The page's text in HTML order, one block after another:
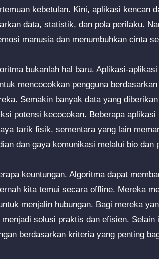
kebetulan. Kini, aplikasi kencan
data, statistik, dan pola perilaku.
manusia dan menumbuhkan cinta
bukanlah hal baru. Aplikasi-
mencocokkan pengguna
Semakin banyak data yang
potensi kecocokan. Beberapa aplikasi
tarik fisik, sementara yang lain
dan gaya komunikasi melalui bio dan
keuntungan. Algoritma dapat
kita temui secara offline. Mereka
menjalin hubungan. Bagi mereka
solusi praktis dan efisien. Selain
berdasarkan kriteria yang penting